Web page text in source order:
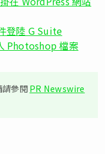
登陸 G Suite
Photoshop 檔案
參閱PR Newswire